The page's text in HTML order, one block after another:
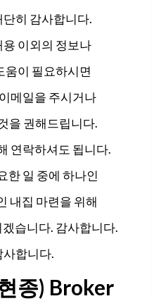
히 감사합니다.
이외의 정보나
움이 필요하시면
메일을 주시거나
을 권해드립니다.
연락하셔도 됩니다.
한 일 중에 하나인
내집 마련을 위해
습니다. 감사합니다.
사합니다.
종) Broker